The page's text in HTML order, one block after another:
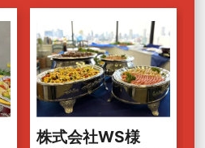
株式会社WS様